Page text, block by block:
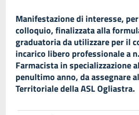
Manifestazione di interesse,
colloquio, finalizzata alla
graduatoria da utilizzare per il
incarico libero professionale a
Farmacista in specializzazione
penultimo anno, da assegnare
Territoriale della ASL Ogliastra.